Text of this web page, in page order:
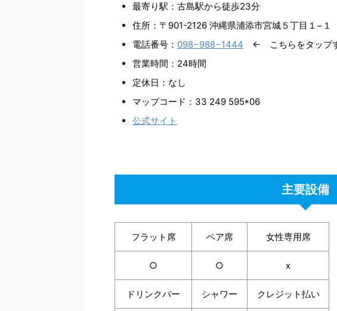
最寄り駅：古島駅から徒歩23分
住所：〒901-2126 沖縄県浦添市宮城５丁目１−１
電話番号： 098−988−1444 ← こちらをタップ
営業時間：24時間
定休日：なし
マップコード：33 249 595*06
公式サイト
主要設備
フラット席 ペア席 女性専用席
○ ○ x
ドリンクバー シャワー クレジット払い